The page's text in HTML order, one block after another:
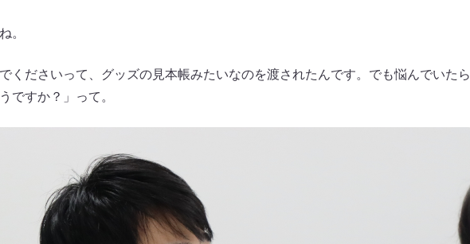
。
ださいって、グッズの見本帳みたいなのを渡されたんです。でも悩んでいたら
ですか？」って。